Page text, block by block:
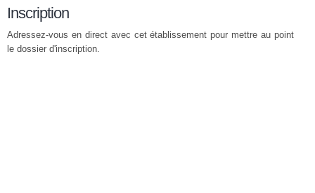
Inscription
Adressez-vous en direct avec cet établissement pour mettre au point
le dossier d'inscription.